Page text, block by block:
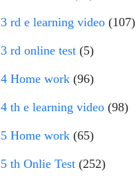
3 rd e learning video(107)
3 rd online test(5)
4 Home work(96)
4 th e learning video(98)
5 Home work(65)
5 th Onlie Test(252)